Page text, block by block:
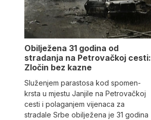
Obilježena 31 godina od
stradanja na Petrovačkoj cesti:
Zločin bez kazne
Služenjem parastosa kod spomen-
krsta u mjestu Janjile na Petrovačkoj
cesti i polaganjem vijenaca za
stradale Srbe obilježena je 31 godina